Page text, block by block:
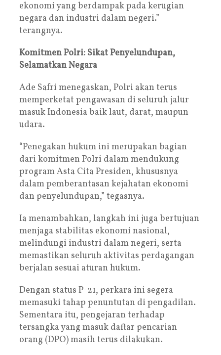
ekonomi yang berdampak pada kerugian
negara dan industri dalam negeri.”
terangnya.
Komitmen Polri: Sikat Penyelundupan,
Selamatkan Negara
Ade Safri menegaskan, Polri akan terus
memperketat pengawasan di seluruh jalur
masuk Indonesia baik laut, darat, maupun
udara.
“Penegakan hukum ini merupakan bagian
dari komitmen Polri dalam mendukung
program Asta Cita Presiden, khususnya
dalam pemberantasan kejahatan ekonomi
dan penyelundupan,” tegasnya.
Ia menambahkan, langkah ini juga bertujuan
menjaga stabilitas ekonomi nasional,
melindungi industri dalam negeri, serta
memastikan seluruh aktivitas perdagangan
berjalan sesuai aturan hukum.
Dengan status P-21, perkara ini segera
memasuki tahap penuntutan di pengadilan.
Sementara itu, pengejaran terhadap
tersangka yang masuk daftar pencarian
orang (DPO) masih terus dilakukan.